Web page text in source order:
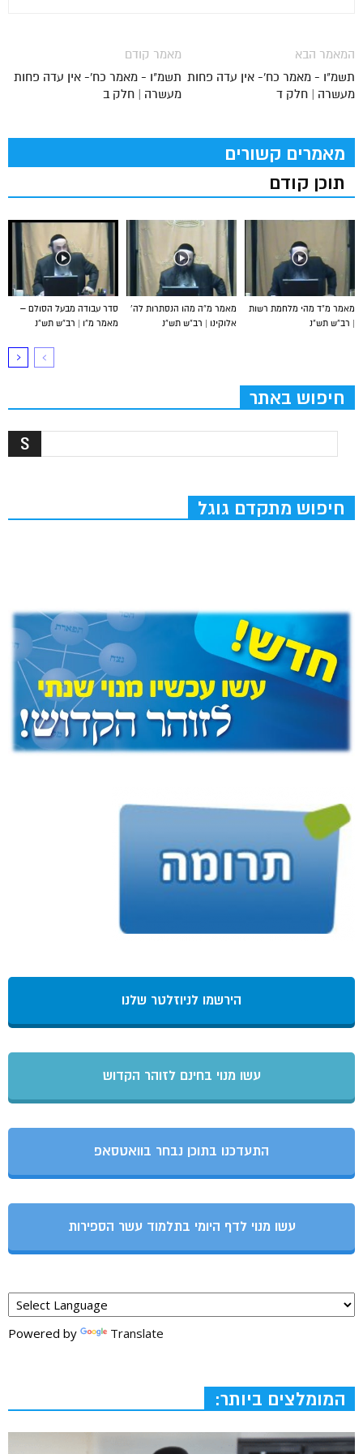
מאמר קודם
תשמ"ו - מאמר כח'- אין עדה פחות
מעשרה | חלק ב
המאמר הבא
תשמ"ו - מאמר כח'- אין עדה פחות
מעשרה | חלק ד
מאמרים קשורים
תוכן קודם
סדר עבודה מבעל הסולם –
מאמר מ”ו | רב”ש תש”נ
מאמר מ”ה מהו הנסתרות לה’
אלוקינו | רב”ש תש”נ
מאמר מ”ד מהי מלחמת רשות
| רב”ש תש”נ
חיפוש באתר
חיפוש מתקדם גוגל
הירשמו לניוזלטר שלנו
עשו מנוי בחינם לזוהר הקדוש
התעדכנו בתוכן נבחר בוואטסאפ
עשו מנוי לדף היומי בתלמוד עשר הספירות
Powered by Translate
המומלצים ביותר: